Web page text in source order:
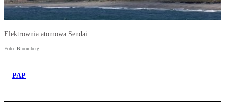
Elektrownia atomowa Sendai
Foto: Bloomberg
PAP